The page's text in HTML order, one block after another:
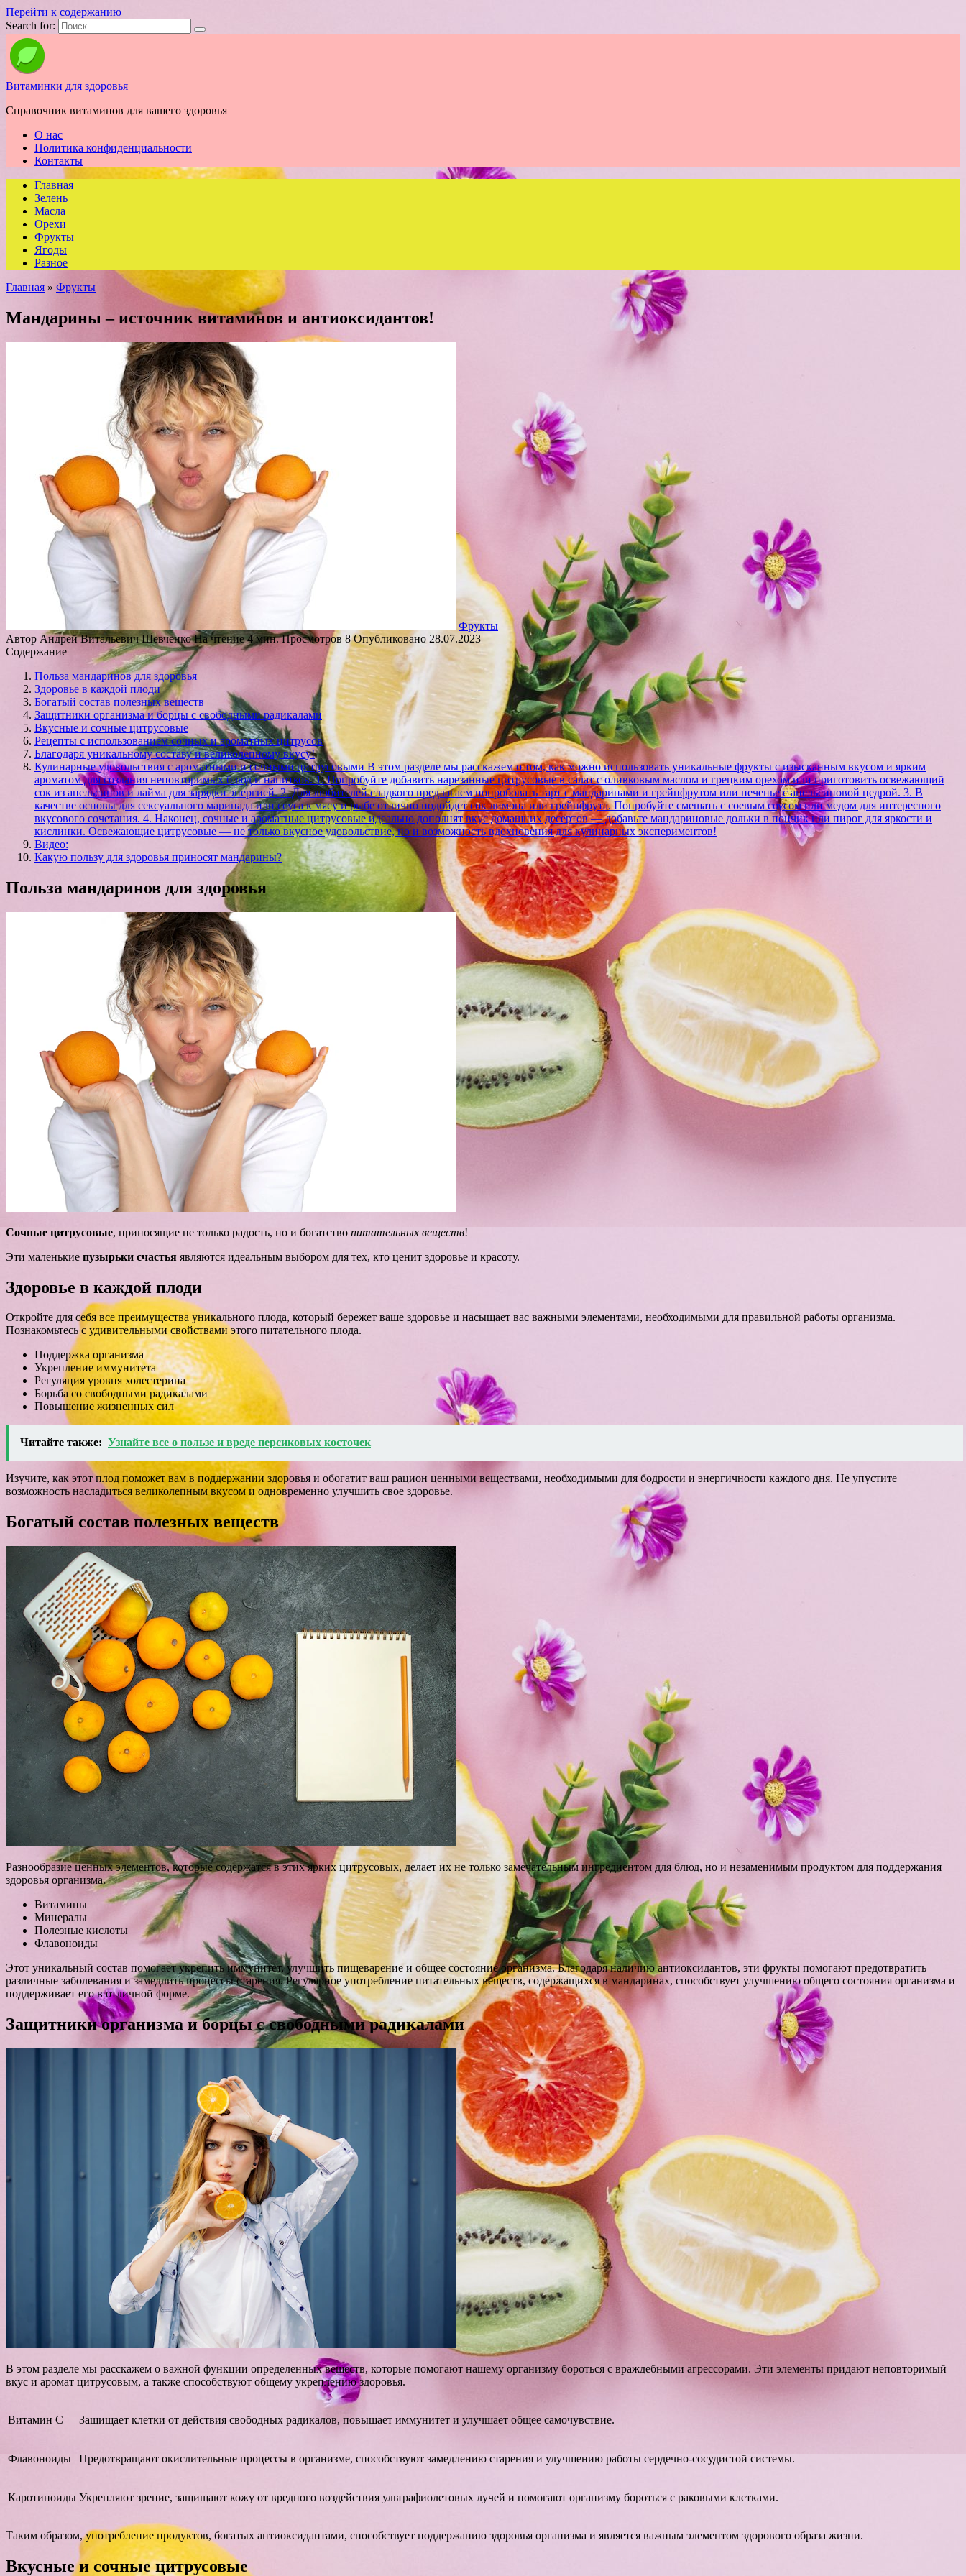
Перейти к содержанию
Search for:
Витаминки для здоровья
Справочник витаминов для вашего здоровья
О нас
Политика конфиденциальности
Контакты
Главная
Зелень
Масла
Орехи
Фрукты
Ягоды
Разное
Главная » Фрукты
Мандарины – источник витаминов и антиоксидантов!
Фрукты
Автор Андрей Витальевич Шевченко На чтение4 мин. Просмотров 8 Опубликовано 28.07.2023
Содержание
Польза мандаринов для здоровья
Здоровье в каждой плоди
Богатый состав полезных веществ
Защитники организма и борцы с свободными радикалами
Вкусные и сочные цитрусовые
Рецепты с использованием сочных и ароматных цитрусов
Благодаря уникальному составу и великолепному вкусу!
Кулинарные удовольствия с ароматными и сочными цитрусовыми В этом разделе мы расскажем о том, как можно использовать уникальные фрукты с изысканным вкусом и ярким
ароматом для создания неповторимых блюд и напитков. 1. Попробуйте добавить нарезанные цитрусовые в салат с оливковым маслом и грецким орехом или приготовить освежающий
сок из апельсинов и лайма для зарядки энергией. 2. Для любителей сладкого предлагаем попробовать тарт с мандаринами и грейпфрутом или печенье с апельсиновой цедрой. 3. В
качестве основы для сексуального маринада или соуса к мясу и рыбе отлично подойдет сок лимона или грейпфрута. Попробуйте смешать с соевым соусом или медом для интересного
вкусового сочетания. 4. Наконец, сочные и ароматные цитрусовые идеально дополнят вкус домашних десертов — добавьте мандариновые дольки в пончик или пирог для яркости и
кислинки. Освежающие цитрусовые — не только вкусное удовольствие, но и возможность вдохновения для кулинарных экспериментов!
Видео:
Какую пользу для здоровья приносят мандарины?
Польза мандаринов для здоровья
Сочные цитрусовые, приносящие не только радость, но и богатство питательных веществ!
Эти маленькие пузырьки счастья являются идеальным выбором для тех, кто ценит здоровье и красоту.
Здоровье в каждой плоди
Откройте для себя все преимущества уникального плода, который бережет ваше здоровье и насыщает вас важными элементами, необходимыми для правильной работы организма.
Познакомьтесь с удивительными свойствами этого питательного плода.
Поддержка организма
Укрепление иммунитета
Регуляция уровня холестерина
Борьба со свободными радикалами
Повышение жизненных сил
Читайте также: Узнайте все о пользе и вреде персиковых косточек
Изучите, как этот плод поможет вам в поддержании здоровья и обогатит ваш рацион ценными веществами, необходимыми для бодрости и энергичности каждого дня. Не упустите
возможность насладиться великолепным вкусом и одновременно улучшить свое здоровье.
Богатый состав полезных веществ
Разнообразие ценных элементов, которые содержатся в этих ярких цитрусовых, делает их не только замечательным ингредиентом для блюд, но и незаменимым продуктом для поддержания
здоровья организма.
Витамины
Минералы
Полезные кислоты
Флавоноиды
Этот уникальный состав помогает укрепить иммунитет, улучшить пищеварение и общее состояние организма. Благодаря наличию антиоксидантов, эти фрукты помогают предотвратить
различные заболевания и замедлить процессы старения. Регулярное употребление питательных веществ, содержащихся в мандаринах, способствует улучшению общего состояния организма и
поддерживает его в отличной форме.
Защитники организма и борцы с свободными радикалами
В этом разделе мы расскажем о важной функции определенных веществ, которые помогают нашему организму бороться с враждебными агрессорами. Эти элементы придают неповторимый
вкус и аромат цитрусовым, а также способствуют общему укреплению здоровья.
Витамин C Защищает клетки от действия свободных радикалов, повышает иммунитет и улучшает общее самочувствие.
Флавоноиды Предотвращают окислительные процессы в организме, способствуют замедлению старения и улучшению работы сердечно-сосудистой системы.
Каротиноиды Укрепляют зрение, защищают кожу от вредного воздействия ультрафиолетовых лучей и помогают организму бороться с раковыми клетками.
Таким образом, употребление продуктов, богатых антиоксидантами, способствует поддержанию здоровья организма и является важным элементом здорового образа жизни.
Вкусные и сочные цитрусовые